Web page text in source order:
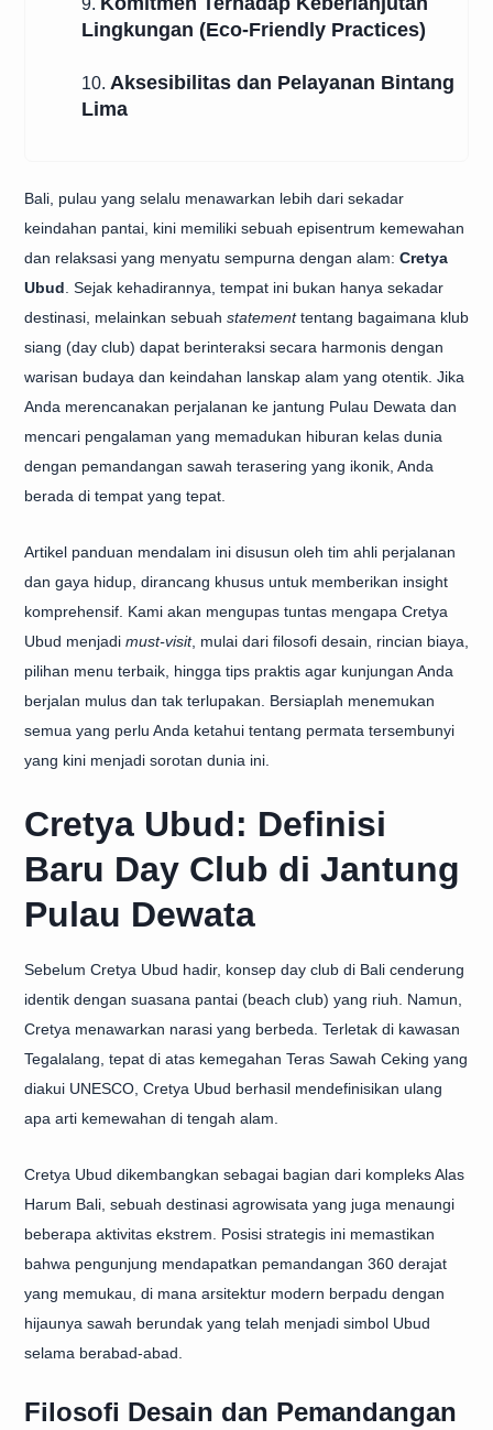
9.
Lingkungan (Eco-Friendly Practices)
10. Aksesibilitas dan Pelayanan Bintang
Lima
Bali, pulau yang selalu menawarkan lebih dari sekadar
keindahan pantai, kini memiliki sebuah episentrum kemewahan
dan relaksasi yang menyatu sempurna dengan alam: Cretya
Ubud . Sejak kehadirannya, tempat ini bukan hanya sekadar
destinasi, melainkan sebuah statementtentang bagaimana klub
siang (day club) dapat berinteraksi secara harmonis dengan
warisan budaya dan keindahan lanskap alam yang otentik. Jika
Anda merencanakan perjalanan ke jantung Pulau Dewata dan
mencari pengalaman yang memadukan hiburan kelas dunia
dengan pemandangan sawah terasering yang ikonik, Anda
berada di tempat yang tepat.
Artikel panduan mendalam ini disusun oleh tim ahli perjalanan
dan gaya hidup, dirancang khusus untuk memberikan insight
komprehensif. Kami akan mengupas tuntas mengapa Cretya
Ubud menjadi must-visit, mulai dari filosofi desain, rincian biaya,
pilihan menu terbaik, hingga tips praktis agar kunjungan Anda
berjalan mulus dan tak terlupakan. Bersiaplah menemukan
semua yang perlu Anda ketahui tentang permata tersembunyi
yang kini menjadi sorotan dunia ini.
Cretya Ubud: Definisi
Baru Day Club di Jantung
Pulau Dewata
Sebelum Cretya Ubud hadir, konsep day club di Bali cenderung
identik dengan suasana pantai (beach club) yang riuh. Namun,
Cretya menawarkan narasi yang berbeda. Terletak di kawasan
Tegalalang, tepat di atas kemegahan Teras Sawah Ceking yang
diakui UNESCO, Cretya Ubud berhasil mendefinisikan ulang
apa arti kemewahan di tengah alam.
Cretya Ubud dikembangkan sebagai bagian dari kompleks Alas
Harum Bali, sebuah destinasi agrowisata yang juga menaungi
beberapa aktivitas ekstrem. Posisi strategis ini memastikan
bahwa pengunjung mendapatkan pemandangan 360 derajat
yang memukau, di mana arsitektur modern berpadu dengan
hijaunya sawah berundak yang telah menjadi simbol Ubud
selama berabad-abad.
Filosofi Desain dan Pemandangan